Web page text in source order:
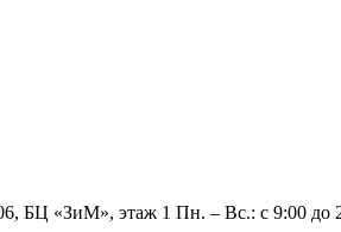
БЦ «ЗиМ», этаж 1 Пн. – Вс.: с 9:00 до